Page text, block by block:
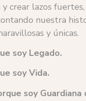
crear lazos
nuestra
y únicas.
soy Legado.
soy Vida.
soy Guardiana